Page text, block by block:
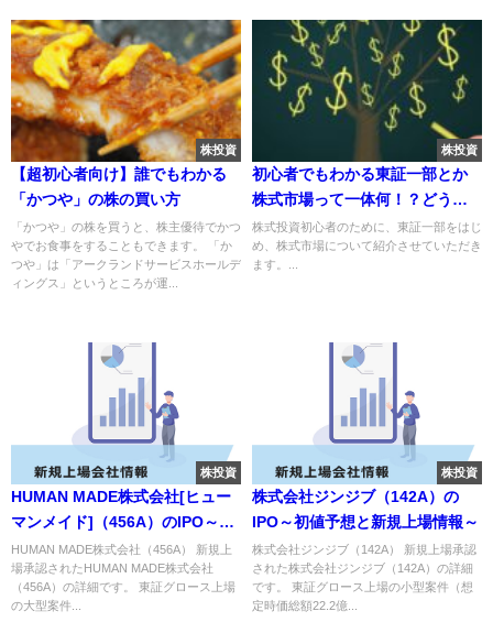
株投資
【超初心者向け】誰でもわかる
「かつや」の株の買い方
「かつや」の株を買うと、株主優待でかつ
やでお食事をすることもできます。 「か
つや」は「アークランドサービスホールデ
ィングス」というところが運...
株投資
初心者でもわかる東証一部とか
株式市場って一体何！？どう違
うの？
株式投資初心者のために、東証一部をはじ
め、株式市場について紹介させていただき
ます。...
株投資
HUMAN MADE株式会社[ヒュー
マンメイド]（456A）のIPO～初
値予想と新規上場情報～
HUMAN MADE株式会社（456A） 新規上
場承認されたHUMAN MADE株式会社
（456A）の詳細です。 東証グロース上場
の大型案件...
株投資
株式会社ジンジブ（142A）の
IPO～初値予想と新規上場情報～
株式会社ジンジブ（142A） 新規上場承認
された株式会社ジンジブ（142A）の詳細
です。 東証グロース上場の小型案件（想
定時価総額22.2億...